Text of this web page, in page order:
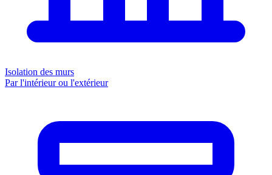
Isolation des murs
Par l'intérieur ou l'extérieur